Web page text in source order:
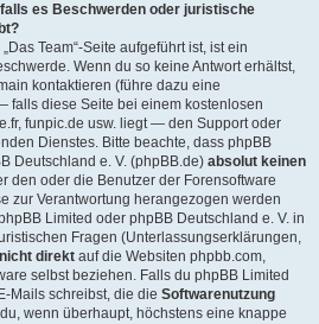
es Beschwerden oder juristische
Team“-Seite aufgeführt ist, ist ein
Wenn du so keine Antwort erhältst,
kontaktieren (führe dazu eine
falls diese Seite bei einem kostenlosen
funpic.de usw. liegt — den Support oder
Dienstes. Bitte beachte, dass phpBB
Deutschland e. V. (phpBB.de) absolut keinen
den oder die Benutzer der Forensoftware
zur Verantwortung herangezogen werden
Limited oder phpBB Deutschland e. V. in
Fragen (Unterlassungserklärungen,
direkt auf die Websiten phpbb.com,
selbst beziehen. Falls du phpBB Limited
Mails schreibst, die die Softwarenutzung
wenn überhaupt, höchstens eine knappe